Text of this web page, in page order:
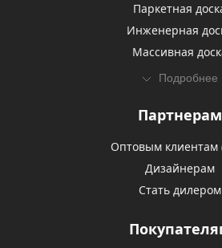
Паркетная
Инженерная
Массивная
Подробнее
Партнерам
Оптовым клиентам
Дизайнерам
Стать дилером